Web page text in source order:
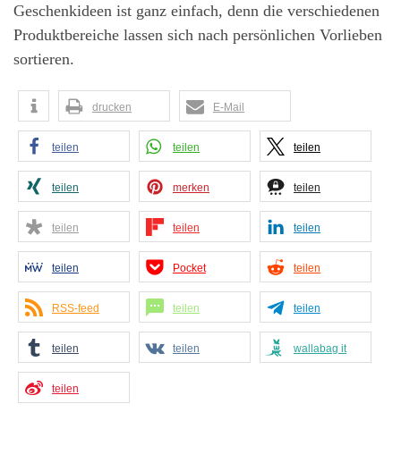
Geschenkideen ist ganz einfach, denn die verschiedenen
Produktbereiche lassen sich nach persönlichen Vorlieben
sortieren.
drucken E-Mail
teilen teilen teilen
teilen merken teilen
teilen teilen teilen
teilen Pocket teilen
RSS-feed teilen teilen
teilen teilen wallabag it
teilen